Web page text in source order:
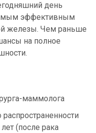
день
эффективным
железы. Чем раньше
на полное
маммолога
распространенности
(после рака